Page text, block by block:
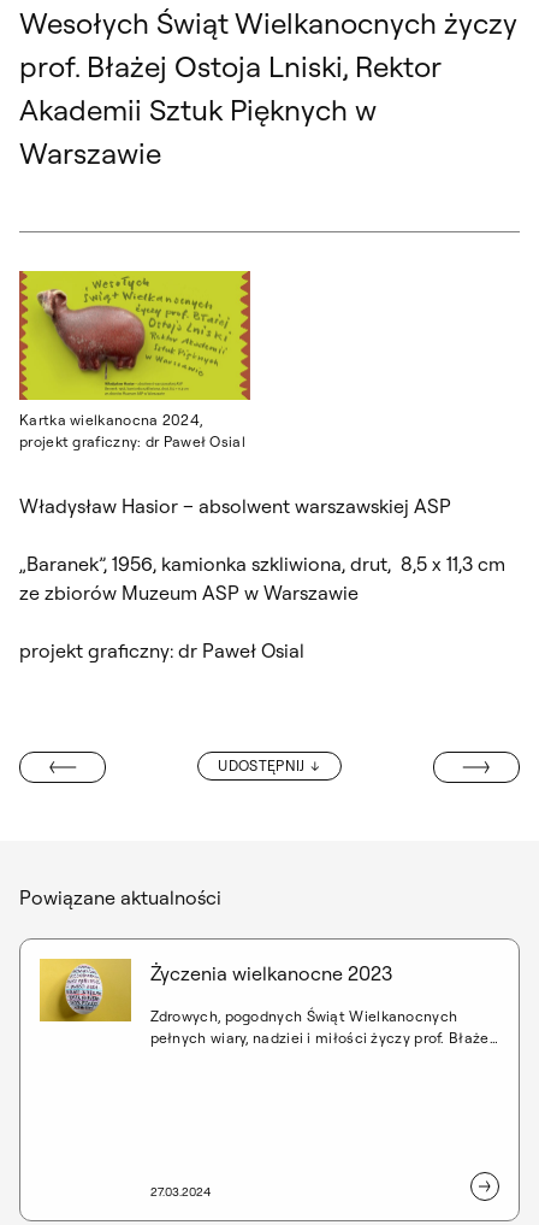
Wesołych Świąt Wielkanocnych życzy
prof. Błażej Ostoja Lniski, Rektor
Akademii Sztuk Pięknych w
Warszawie
Kartka wielkanocna 2024,
projekt graficzny: dr Paweł Osial
Władysław Hasior – absolwent warszawskiej ASP
„Baranek”, 1956, kamionka szkliwiona, drut, 8,5 x 11,3 cm
ze zbiorów Muzeum ASP w Warszawie
projekt graficzny: dr Paweł Osial
UDOSTĘPNIJ
WARSZAWIE
„ROBAK
Powiązane aktualności
Życzenia wielkanocne 2023
Zdrowych, pogodnych Świąt Wielkanocnych
pełnych wiary, nadziei i miłości życzy prof. Błażej
27.03.2024